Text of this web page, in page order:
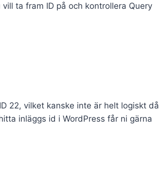
ta fram ID på och kontrollera Query
22, vilket kanske inte är helt logiskt då
inläggs id i WordPress får ni gärna